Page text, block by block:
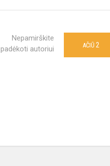
Nepamirškite
padėkoti autoriui
AČIŪ 2